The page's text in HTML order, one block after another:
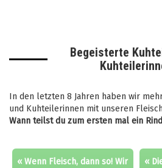
Begeisterte
In den letzten 8 Jahren haben wir
und Kuhteilerinnen mit unseren
Wann teilst du zum ersten mal ein
« Wenn Fleisch, dann so! Wir
«